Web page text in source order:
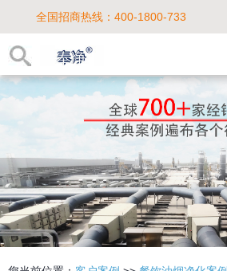
全国招商热线：400-1800-733